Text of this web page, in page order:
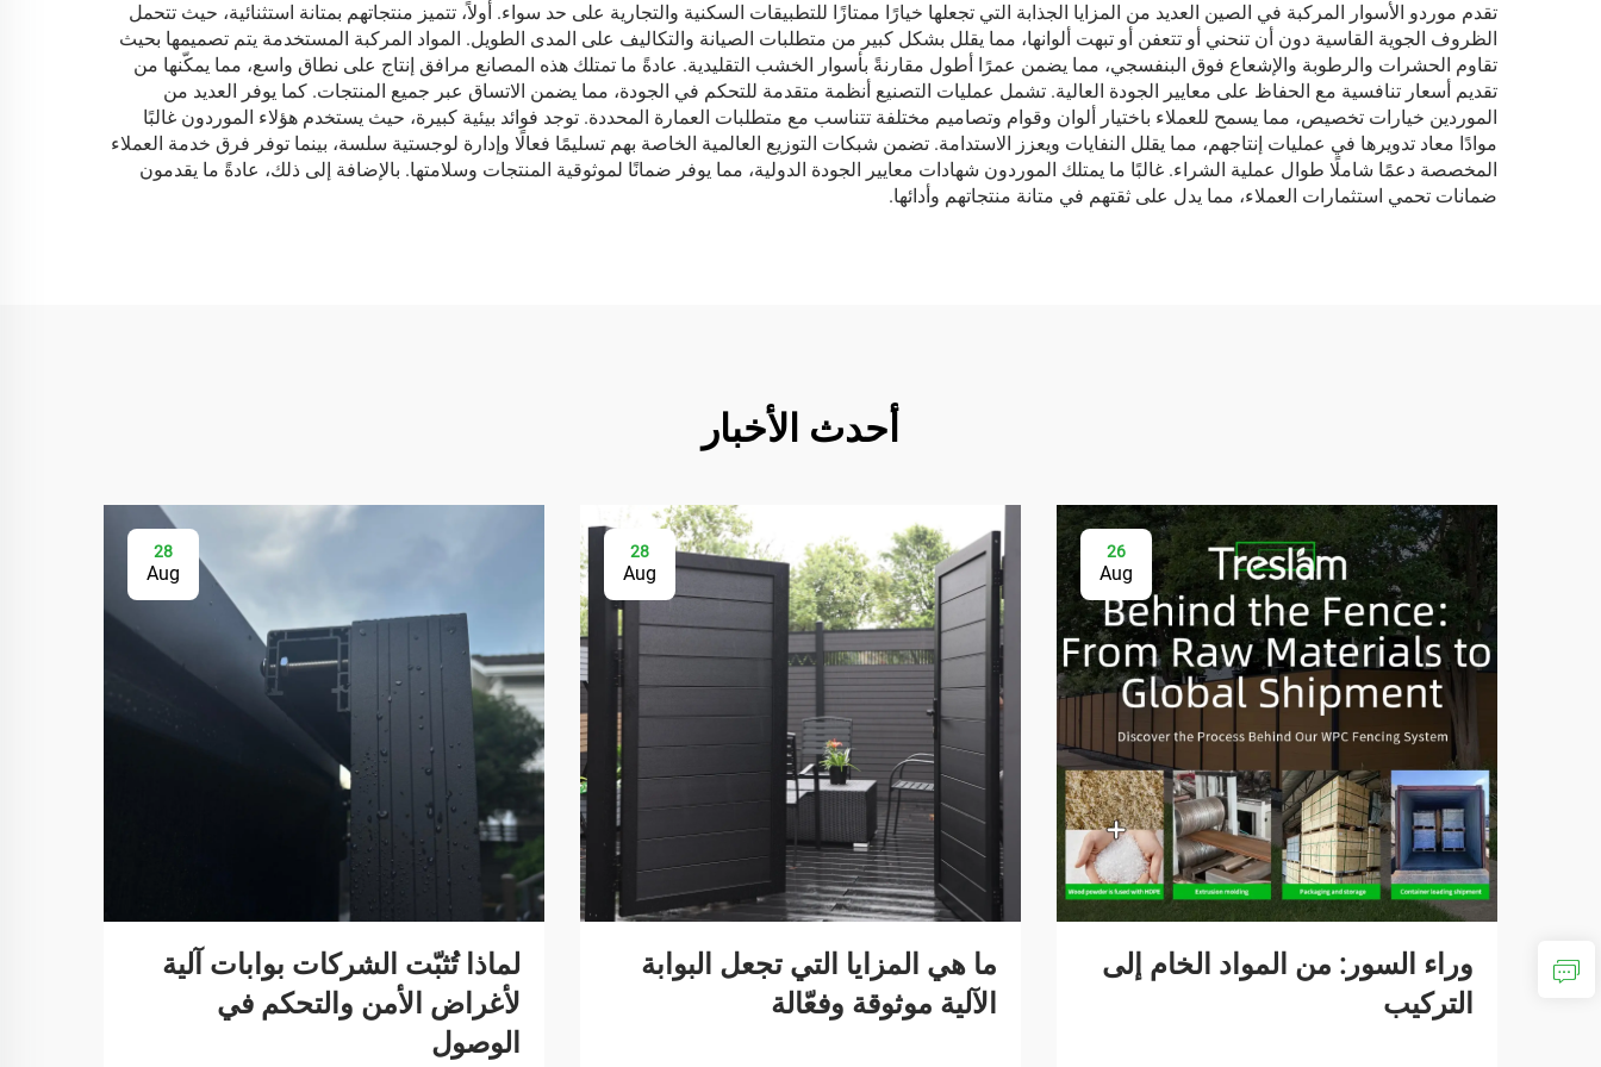
تقدم موردو الأسوار المركبة في الصين العديد من المزايا الجذابة التي تجعلها خيارًا ممتازًا للتطبيقات السكنية والتجارية على حد سواء. أولاً، تتميز منتجاتهم بمتانة استثنائية، حيث تتحمل
الظروف الجوية القاسية دون أن تنحني أو تتعفن أو تبهت ألوانها، مما يقلل بشكل كبير من متطلبات الصيانة والتكاليف على المدى الطويل. المواد المركبة المستخدمة يتم تصميمها بحيث
تقاوم الحشرات والرطوبة والإشعاع فوق البنفسجي، مما يضمن عمرًا أطول مقارنةً بأسوار الخشب التقليدية. عادةً ما تمتلك هذه المصانع مرافق إنتاج على نطاق واسع، مما يمكّنها من
تقديم أسعار تنافسية مع الحفاظ على معايير الجودة العالية. تشمل عمليات التصنيع أنظمة متقدمة للتحكم في الجودة، مما يضمن الاتساق عبر جميع المنتجات. كما يوفر العديد من
الموردين خيارات تخصيص، مما يسمح للعملاء باختيار ألوان وقوام وتصاميم مختلفة تتناسب مع متطلبات العمارة المحددة. توجد فوائد بيئية كبيرة، حيث يستخدم هؤلاء الموردون غالبًا
موادًا معاد تدويرها في عمليات إنتاجهم، مما يقلل النفايات ويعزز الاستدامة. تضمن شبكات التوزيع العالمية الخاصة بهم تسليمًا فعالًا وإدارة لوجستية سلسة، بينما توفر فرق خدمة العملاء
المخصصة دعمًا شاملًا طوال عملية الشراء. غالبًا ما يمتلك الموردون شهادات معايير الجودة الدولية، مما يوفر ضمانًا لموثوقية المنتجات وسلامتها. بالإضافة إلى ذلك، عادةً ما يقدمون
ضمانات تحمي استثمارات العملاء، مما يدل على ثقتهم في متانة منتجاتهم وأدائها.
أحدث الأخبار
26
Aug
وراء السور: من المواد الخام إلى
التركيب
28
Aug
ما هي المزايا التي تجعل البوابة
الآلية موثوقة وفعّالة
28
Aug
لماذا تُثبّت الشركات بوابات آلية
لأغراض الأمن والتحكم في
الوصول